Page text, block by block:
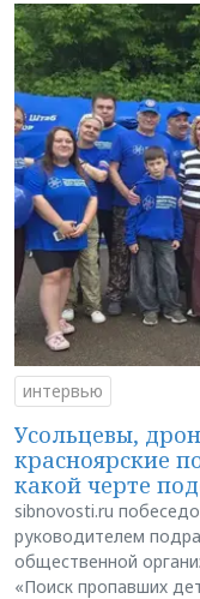
интервью
Усольцевы,
красноярские
какой черте
sibnovosti.ru
руководителем
общественной
«Поиск пропавших